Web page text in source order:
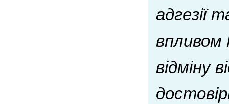
адгезії
впливом
відміну